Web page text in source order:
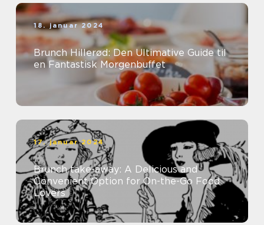
18. januar 2024
Brunch Hillerød: Den Ultimative Guide til
en Fantastisk Morgenbuffet
17. januar 2024
Brunch take-away: A Delicious and
Convenient Option for On-the-Go Food
Lovers